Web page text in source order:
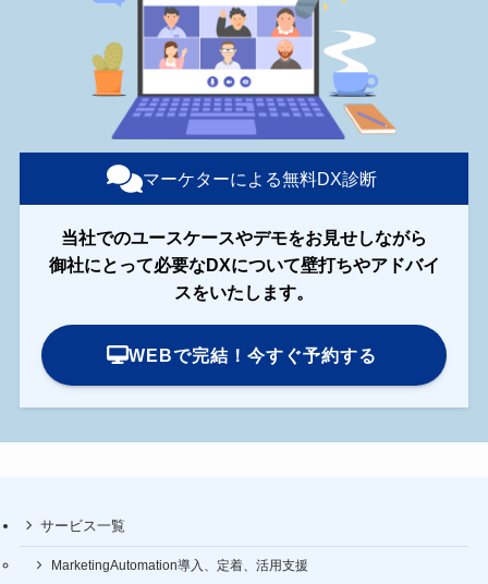
マーケターによる無料DX診断
当社でのユースケースやデモをお見せしながら
御社にとって必要なDXについて壁打ちやアドバイ
スをいたします。
WEBで完結！今すぐ予約する
サービス一覧
MarketingAutomation導入、定着、活用支援